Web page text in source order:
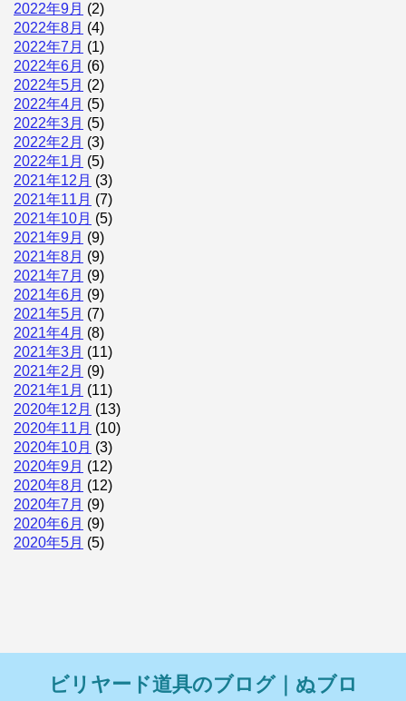
2022年9月 (2)
2022年8月 (4)
2022年7月 (1)
2022年6月 (6)
2022年5月 (2)
2022年4月 (5)
2022年3月 (5)
2022年2月 (3)
2022年1月 (5)
2021年12月 (3)
2021年11月 (7)
2021年10月 (5)
2021年9月 (9)
2021年8月 (9)
2021年7月 (9)
2021年6月 (9)
2021年5月 (7)
2021年4月 (8)
2021年3月 (11)
2021年2月 (9)
2021年1月 (11)
2020年12月 (13)
2020年11月 (10)
2020年10月 (3)
2020年9月 (12)
2020年8月 (12)
2020年7月 (9)
2020年6月 (9)
2020年5月 (5)
ビリヤード道具のブログ｜ぬブロ